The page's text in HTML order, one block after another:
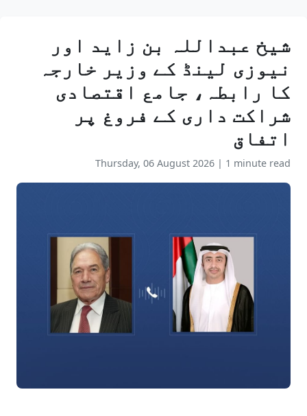
شیخ عبداللہ بن زاید اور
نیوزی لینڈ کے وزیر خارجہ
کا رابطہ، جامع اقتصادی
شراکت داری کے فروغ پر
اتفاق
Thursday, 06 August 2026 | 1 minute read